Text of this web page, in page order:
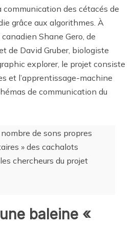
communication des cétacés de
grâce aux algorithmes. À
Shane Gero, de
de David Gruber, biologiste
explorer, le projet consiste
et l’apprentissage-machine
de communication du
nombre de sons propres
» des cachalots
chercheurs du projet
baleine «